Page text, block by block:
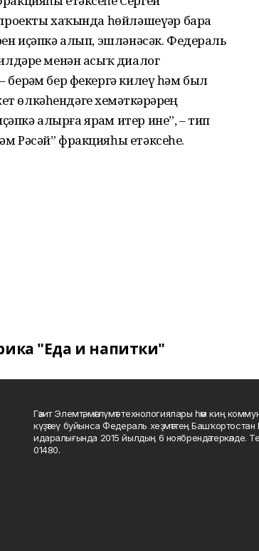
хаҡында һөйләшеүҙәр бара
иҫәпкә алып, эшләнәсәк. Федераль
менән асыҡ диалог
бер фекергә килеү һәм был
хеҙмәткәрҙәрҙең
алырға ярҙам итер ине”, – тип
Рәсәй” фракцияһы етәксеһе.
"Еда и напитки"
Гәзит Элемтә, мәғлүмәт технологиялары һәм киң
күҙәтеү буйынса Федераль хеҙмәттең
идаралығында 2015 йылдың 6 ноябрендә теркәлде.
01480.